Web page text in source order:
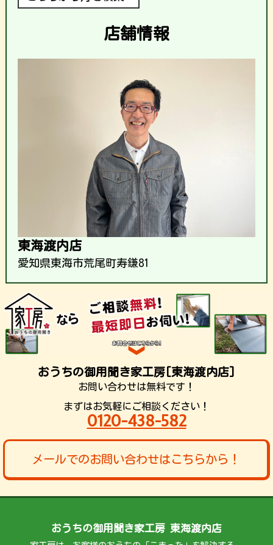
店舗情報
東海渡内店
愛知県東海市荒尾町寿鎌81
おうちの御用聞き家工房[東海渡内店]
お問い合わせは無料です！
まずはお気軽にご相談ください！
0120-438-582
メールでのお問い合わせはこちらから！
おうちの御用聞き家工房 東海渡内店